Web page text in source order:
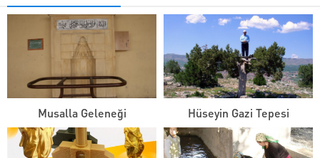
Musalla Geleneği Hüseyin Gazi Tepesi